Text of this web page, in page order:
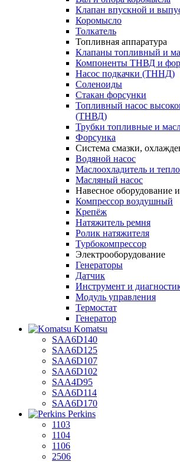
Клапан впускной и
Коромысло
Толкатель
Топливная аппаратура
Клапаны топливный и
Компоненты ТНВД и
Насос подкачки (ТННД)
Соленоиды
Стакан форсунки
Топливный насос
(ТНВД)
Трубки топливные и
Форсунка
Система смазки,
Водяной насос
Маслоохладитель и
Масляный насос
Навесное оборудование
Компрессор воздушный
Крепёж
Натяжитель ремня
Ролик натяжителя
Турбокомпрессор
Электрооборудование
Генераторы
Датчик
Инструмент и
Модуль управления
Термостат
Генератор
Komatsu
SAA6D140
SAA6D125
SAA6D107
SAA6D102
SAA4D95
SAA6D114
SAA6D170
Perkins
1103
1104
1106
2506